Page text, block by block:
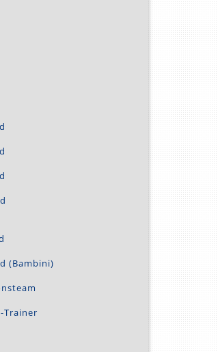
(Bambini)
Trainer